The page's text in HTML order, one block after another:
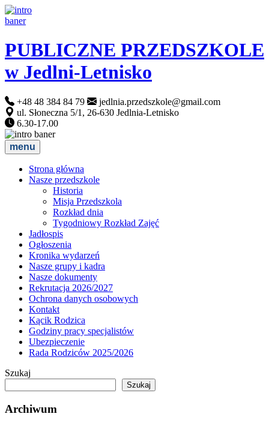
PUBLICZNE PRZEDSZKOLE
w Jedlni-Letnisko
+48 48 384 84 79
jedlnia.przedszkole@gmail.com
ul. Słoneczna 5/1, 26-630 Jedlnia-Letnisko
6.30-17.00
menu
Strona główna
Nasze przedszkole
Historia
Misja Przedszkola
Rozkład dnia
Tygodniowy Rozkład Zajęć
Jadłospis
Ogłoszenia
Kronika wydarzeń
Nasze grupy i kadra
Nasze dokumenty
Rekrutacja 2026/2027
Ochrona danych osobowych
Kontakt
Kącik Rodzica
Godziny pracy specjalistów
Ubezpieczenie
Rada Rodziców 2025/2026
Szukaj
Szukaj
Archiwum